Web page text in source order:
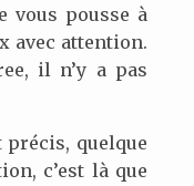
vous pousse à
avec attention.
il n’y a pas
précis, quelque
c’est là que